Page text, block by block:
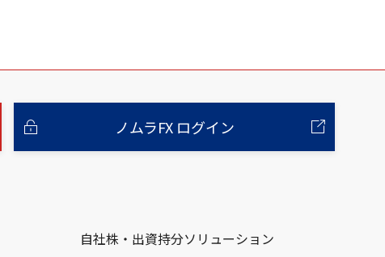
ノムラFX ログイン
自社株・出資持分ソリューション